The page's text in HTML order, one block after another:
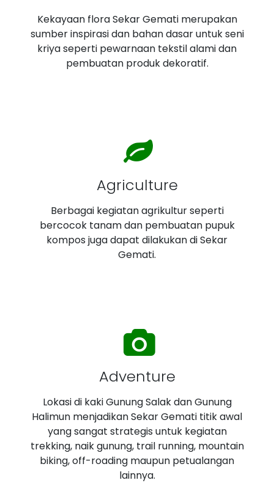
Kekayaan flora Sekar Gemati merupakan
sumber inspirasi dan bahan dasar untuk seni
kriya seperti pewarnaan tekstil alami dan
pembuatan produk dekoratif.
Agriculture
Berbagai kegiatan agrikultur seperti
bercocok tanam dan pembuatan pupuk
kompos juga dapat dilakukan di Sekar
Gemati.
Adventure
Lokasi di kaki Gunung Salak dan Gunung
Halimun menjadikan Sekar Gemati titik awal
yang sangat strategis untuk kegiatan
trekking, naik gunung, trail running, mountain
biking, off-roading maupun petualangan
lainnya.